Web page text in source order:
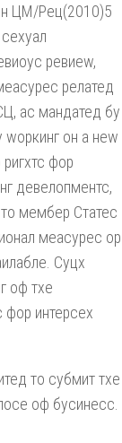
ЦМ/Рец(2010)5
ревиеw,
релатед
ас мандатед бy
он а неw
фор
девелопментс,
мембер Статес
меасурес ор
Суцх
оф тхе
фор интерсеx
то субмит тхе
оф бусинесс.